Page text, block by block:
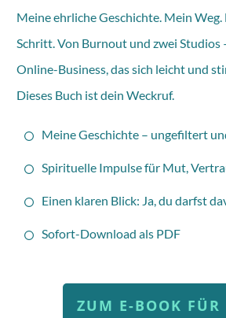
Meine ehrliche Geschichte. Mein
Schritt. Von Burnout und zwei Studios
Online-Business, das sich leicht und
Dieses Buch ist dein Weckruf.
Meine Geschichte – ungefiltert
Spirituelle Impulse für Mut,
Einen klaren Blick: Ja, du darfst
Sofort-Download als PDF
ZUM E-BOOK